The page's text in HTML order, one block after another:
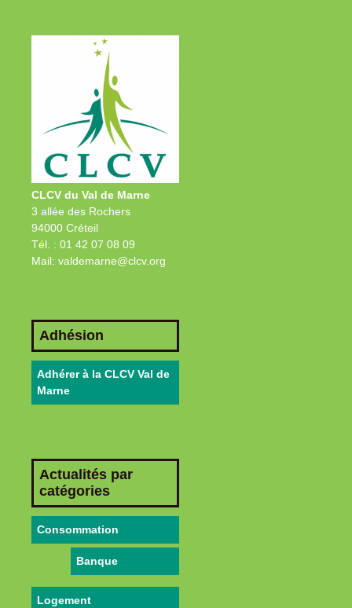
CLCV du Val de Marne
3 allée des Rochers
94000 Créteil
Tél. : 01 42 07 08 09
Mail: valdemarne@clcv.org
Adhésion
Adhérer à la CLCV Val de
Marne
Actualités par
catégories
Consommation
Banque
Logement